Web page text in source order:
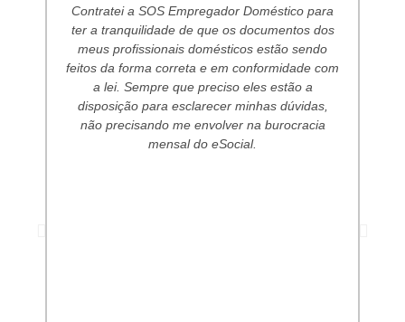
Contratei a SOS Empregador Doméstico para
ter a tranquilidade de que os documentos dos
meus profissionais domésticos estão sendo
feitos da forma correta e em conformidade com
a lei. Sempre que preciso eles estão a
disposição para esclarecer minhas dúvidas,
não precisando me envolver na burocracia
mensal do eSocial.